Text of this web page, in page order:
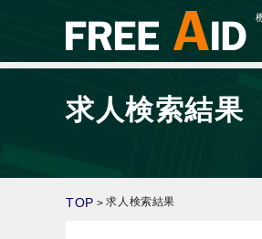
求人検索結果
TOP > 求人検索結果